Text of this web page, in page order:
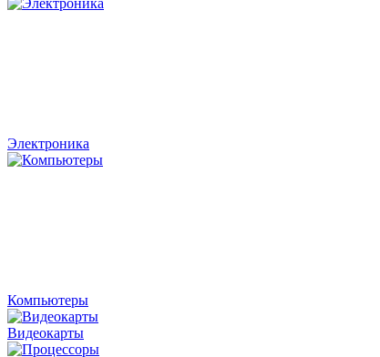
Электроника
Компьютеры
Видеокарты